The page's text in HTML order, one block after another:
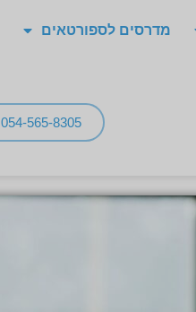
מדרסים לספורטאים
054-565-8305